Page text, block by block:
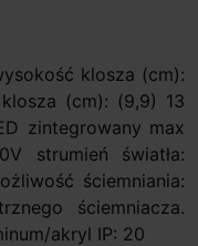
klosza (cm):
(cm): (9,9) 13
zintegrowany max
strumień światła:
ściemniania:
ściemniacza.
akryl IP: 20